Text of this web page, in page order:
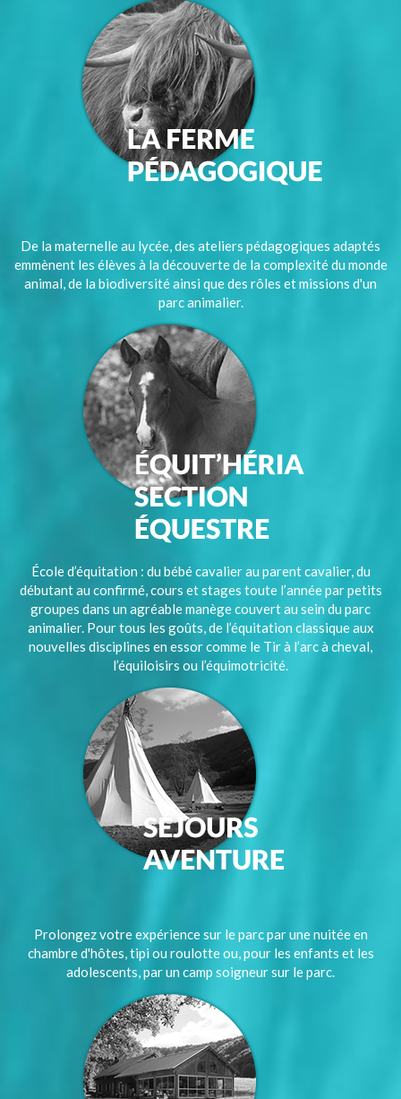
De la maternelle au lycée, des ateliers pédagogiques adaptés
emmènent les élèves à la découverte de la complexité du monde
animal, de la biodiversité ainsi que des rôles et missions d'un
parc animalier.
École d’équitation : du bébé cavalier au parent cavalier, du
débutant au confirmé, cours et stages toute l’année par petits
groupes dans un agréable manège couvert au sein du parc
animalier. Pour tous les goûts, de l’équitation classique aux
nouvelles disciplines en essor comme le Tir à l’arc à cheval,
l’équiloisirs ou l’équimotricité.
Prolongez votre expérience sur le parc par une nuitée en
chambre d'hôtes, tipi ou roulotte ou, pour les enfants et les
adolescents, par un camp soigneur sur le parc.